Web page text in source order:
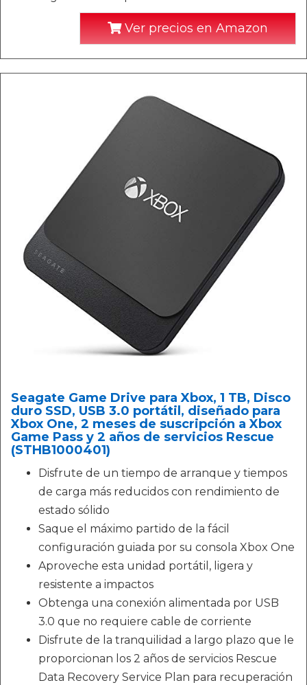
Ver precios en Amazon
Seagate Game Drive para Xbox, 1 TB, Disco
duro SSD, USB 3.0 portátil, diseñado para
Xbox One, 2 meses de suscripción a Xbox
Game Pass y 2 años de servicios Rescue
(STHB1000401)
Disfrute de un tiempo de arranque y tiempos
de carga más reducidos con rendimiento de
estado sólido
Saque el máximo partido de la fácil
configuración guiada por su consola Xbox One
Aproveche esta unidad portátil, ligera y
resistente a impactos
Obtenga una conexión alimentada por USB
3.0 que no requiere cable de corriente
Disfrute de la tranquilidad a largo plazo que le
proporcionan los 2 años de servicios Rescue
Data Recovery Service Plan para recuperación